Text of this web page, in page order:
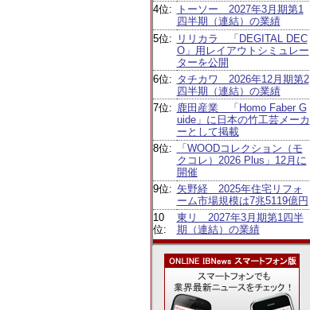
4位:
トーソー 2027年3月期第1
四半期（連結）の業績
5位:
リリカラ 「DEGITAL DEC
O」用レイアウトシミュレー
ターを公開
6位: タチカワ 2026年12月期第2
四半期（連結）の業績
7位: 鹿田産業 「Homo Faber G
uide」に日本の竹工芸メーカ
ーとして掲載
8位:
「WOODコレクション（モ
クコレ）2026 Plus」12月に
開催
9位: 矢野経 2025年住宅リフォ
ーム市場規模は7兆5119億円
10
位:
東リ 2027年3月期第1四半
期（連結）の業績